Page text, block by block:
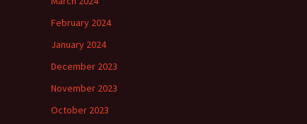
February 2024
January 2024
December 2023
November 2023
October 2023